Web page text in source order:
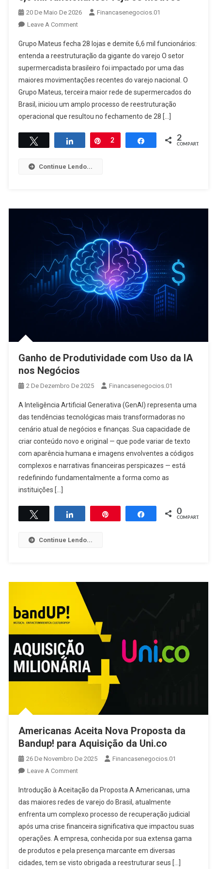
20 De Maio De 2026
Financasenegocios.01
Leave A CommentOn
Mateus
Fecha
28
Lojas
E
Demite
6,6
Funcionários:
Veja
Motivos
Grupo Mateus fecha 28 lojas e demite 6,6 mil funcionários:
entenda a reestruturação da gigante do varejo O setor
supermercadista brasileiro foi impactado por uma das
maiores movimentações recentes do varejo nacional. O
Grupo Mateus, terceira maior rede de supermercados do
Brasil, iniciou um amplo processo de reestruturação
operacional que resultou no fechamento de 28 […]
Compartilhar
Pin
2 Compartilhar
2
COMPART.
Continue Lendo...
Ganho de Produtividade com Uso da IA
nos Negócios
2 De Dezembro De 2025 Financasenegocios.01
A Inteligência Artificial Generativa (GenAI) representa uma
das tendências tecnológicas mais transformadoras no
cenário atual de negócios e finanças. Sua capacidade de
criar conteúdo novo e original — que pode variar de texto
com aparência humana e imagens envolventes a códigos
complexos e narrativas financeiras perspicazes — está
redefinindo fundamentalmente a forma como as
instituições […]
Compartilhar Compartilhar
0
COMPART.
Continue Lendo...
Americanas Aceita Nova Proposta da
Bandup! para Aquisição da Uni.co
26 De Novembro De 2025
Financasenegocios.01
Leave A CommentOn
Aceita
Nova
Proposta
Da
Bandup!
Para
Aquisição
Introdução à Aceitação da Proposta A Americanas, uma
das maiores redes de varejo do Brasil, atualmente
enfrenta um complexo processo de recuperação judicial
após uma crise financeira significativa que impactou suas
operações. A empresa, conhecida por sua extensa gama
de produtos e pela presença marcante em diversas
cidades, tem se visto obrigada a reestruturar seus […]